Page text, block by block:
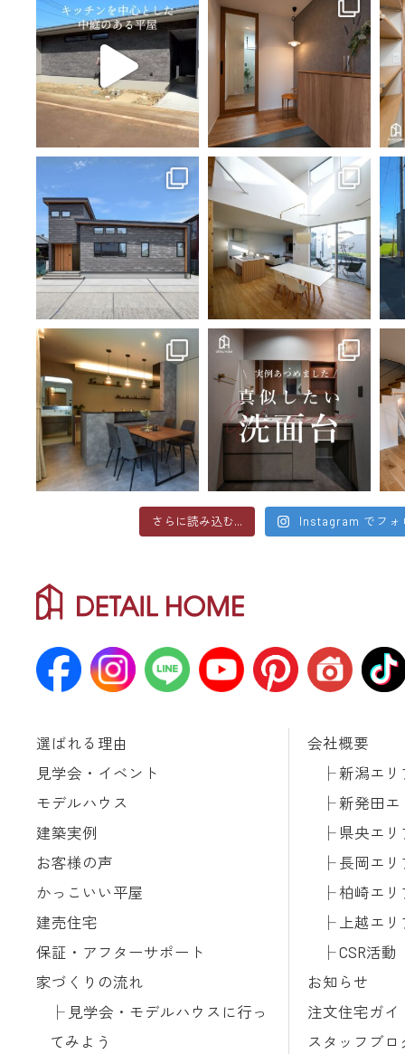
さらに読み込む... Instagram でフォ
選ばれる理由
見学会・イベント
モデルハウス
建築実例
お客様の声
かっこいい平屋
建売住宅
保証・アフターサポート
家づくりの流れ
見学会・モデルハウスに行っ
てみよう
会社概要
新潟エリ
新発田エ
県央エリ
長岡エリ
柏崎エリ
上越エリ
CSR活動
お知らせ
注文住宅ガイ
スタッフブロ